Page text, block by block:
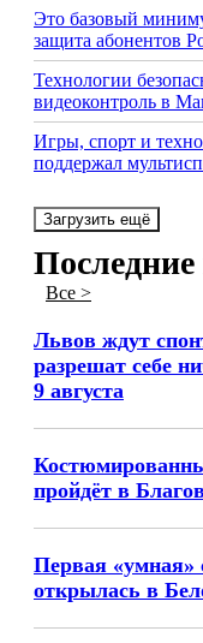
Это базовый
защита абонентов
Технологии
видеоконтроль в
Игры, спорт и
поддержал
Загрузить ещё
Последние
Все >
Львов ждут
разрешат себе
9 августа
пройдёт в
Первая «умная»
открылась в